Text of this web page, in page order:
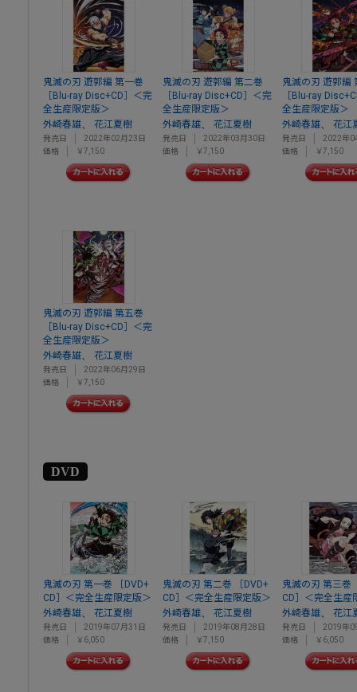
鬼滅の刃 遊郭編 第一巻
［Blu-ray Disc+CD］＜完
全生産限定版＞
外崎春雄、 花江夏樹
発売日
2022年02月23日
価格
￥7,150
鬼滅の刃 遊郭編 第二巻
［Blu-ray Disc+CD］＜完
全生産限定版＞
外崎春雄、 花江夏樹
発売日
2022年03月30日
価格
￥7,150
鬼滅の刃 遊郭編
［Blu-ray
全生産限定版＞
外崎春雄、 花江
発売日
2022年
価格
￥7,150
鬼滅の刃 遊郭編 第五巻
［Blu-ray Disc+CD］＜完
全生産限定版＞
外崎春雄
花江夏樹
発売日
2022年06月29日
価格
￥7,150
DVD
鬼滅の刃 第一巻 ［DVD+
CD］＜完全生産限定版＞
外崎春雄、 花江夏樹
発売日
2019年07月31日
価格
￥6,050
鬼滅の刃 第二巻 ［DVD+
CD］＜完全生産限定版＞
外崎春雄、 花江夏樹
発売日
2019年08月28日
価格
￥7,150
鬼滅の刃 第三巻
CD］＜完全生産
外崎春雄、 花江
発売日
2019年
価格
￥6,050